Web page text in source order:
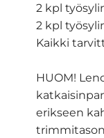
2 kpl
2 kpl
Kaikki
HUOM!
erikseen